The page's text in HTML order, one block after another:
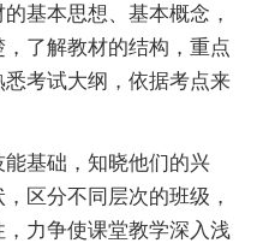
基本思想、基本概念，
了解教材的结构，重点
考试大纲，依据考点来
基础，知晓他们的兴
区分不同层次的班级，
力争使课堂教学深入浅